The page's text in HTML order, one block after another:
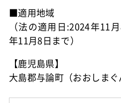
■適用地域
（法の適用日:2024年11
年11月8日まで）
【鹿児島県】
大島郡与論町（おおしまぐ